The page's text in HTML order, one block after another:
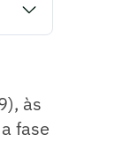
às
fase